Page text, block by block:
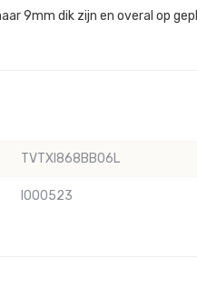
9mm dik zijn en overal op
TVTXI868BB06L
IO00523